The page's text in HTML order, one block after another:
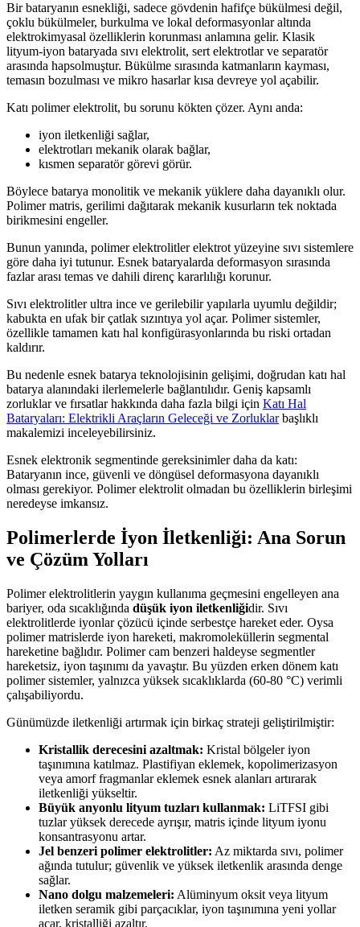
Bir bataryanın esnekliği, sadece gövdenin hafifçe bükülmesi değil,
çoklu bükülmeler, burkulma ve lokal deformasyonlar altında
elektrokimyasal özelliklerin korunması anlamına gelir. Klasik
lityum-iyon bataryada sıvı elektrolit, sert elektrotlar ve separatör
arasında hapsolmuştur. Bükülme sırasında katmanların kayması,
temasın bozulması ve mikro hasarlar kısa devreye yol açabilir.
Katı polimer elektrolit, bu sorunu kökten çözer. Aynı anda:
iyon iletkenliği sağlar,
elektrotları mekanik olarak bağlar,
kısmen separatör görevi görür.
Böylece batarya monolitik ve mekanik yüklere daha dayanıklı olur.
Polimer matris, gerilimi dağıtarak mekanik kusurların tek noktada
birikmesini engeller.
Bunun yanında, polimer elektrolitler elektrot yüzeyine sıvı sistemlere
göre daha iyi tutunur. Esnek bataryalarda deformasyon sırasında
fazlar arası temas ve dahili direnç kararlılığı korunur.
Sıvı elektrolitler ultra ince ve gerilebilir yapılarla uyumlu değildir;
kabukta en ufak bir çatlak sızıntıya yol açar. Polimer sistemler,
özellikle tamamen katı hal konfigürasyonlarında bu riski ortadan
kaldırır.
Bu nedenle esnek batarya teknolojisinin gelişimi, doğrudan katı hal
batarya alanındaki ilerlemelerle bağlantılıdır. Geniş kapsamlı
zorluklar ve fırsatlar hakkında daha fazla bilgi için Katı Hal
Bataryaları: Elektrikli Araçların Geleceği ve Zorluklarbaşlıklı
makalemizi inceleyebilirsiniz.
Esnek elektronik segmentinde gereksinimler daha da katı:
Bataryanın ince, güvenli ve döngüsel deformasyona dayanıklı
olması gerekiyor. Polimer elektrolit olmadan bu özelliklerin birleşimi
neredeyse imkansız.
Polimerlerde İyon İletkenliği: Ana Sorun
ve Çözüm Yolları
Polimer elektrolitlerin yaygın kullanıma geçmesini engelleyen ana
bariyer, oda sıcaklığında düşük iyon iletkenliğidir. Sıvı
elektrolitlerde iyonlar çözücü içinde serbestçe hareket eder. Oysa
polimer matrislerde iyon hareketi, makromoleküllerin segmental
hareketine bağlıdır. Polimer cam benzeri haldeyse segmentler
hareketsiz, iyon taşınımı da yavaştır. Bu yüzden erken dönem katı
polimer sistemler, yalnızca yüksek sıcaklıklarda (60-80 °C) verimli
çalışabiliyordu.
Günümüzde iletkenliği artırmak için birkaç strateji geliştirilmiştir:
Kristallik derecesini azaltmak: Kristal bölgeler iyon
taşınımına katılmaz. Plastifiyan eklemek, kopolimerizasyon
veya amorf fragmanlar eklemek esnek alanları artırarak
iletkenliği yükseltir.
Büyük anyonlu lityum tuzları kullanmak: LiTFSI gibi
tuzlar yüksek derecede ayrışır, matris içinde lityum iyonu
konsantrasyonu artar.
Jel benzeri polimer elektrolitler: Az miktarda sıvı, polimer
ağında tutulur; güvenlik ve yüksek iletkenlik arasında denge
sağlar.
Nano dolgu malzemeleri: Alüminyum oksit veya lityum
iletken seramik gibi parçacıklar, iyon taşınımına yeni yollar
açar, kristalliği azaltır.